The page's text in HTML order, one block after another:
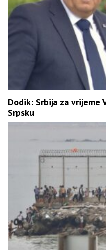
Dodik: Srbija za vrijeme
Srpsku